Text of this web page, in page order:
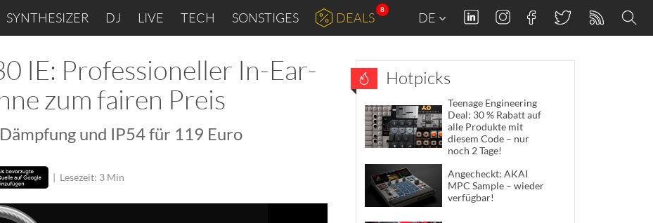
SYNTHESIZER DJ LIVE TECH SONSTIGES DEALS
8
DE
IE: Professioneller In-Ear-
zum fairen Preis
und IP54 für 119 Euro
| Lesezeit: 3 Min
Hotpicks
Teenage Engineering
Deal: 30 % Rabatt auf
alle Produkte mit
diesem Code – nur
noch 2 Tage!
Angecheckt: AKAI
MPC Sample – wieder
verfügbar!